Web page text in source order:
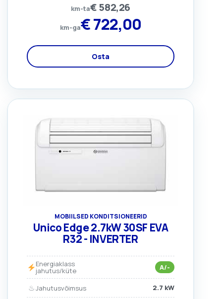
km-ta€582,26
km-ga€722,00
Osta
MOBIILSED KONDITSIONEERID
Unico Edge 2.7kW 30SF EVA
R32 - INVERTER
Energiaklass
jahutus/küte A/-
♨Jahutusvõimsus 2.7 kW